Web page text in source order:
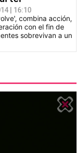
| 16:10
combina acción,
con el fin de
sobrevivan a un